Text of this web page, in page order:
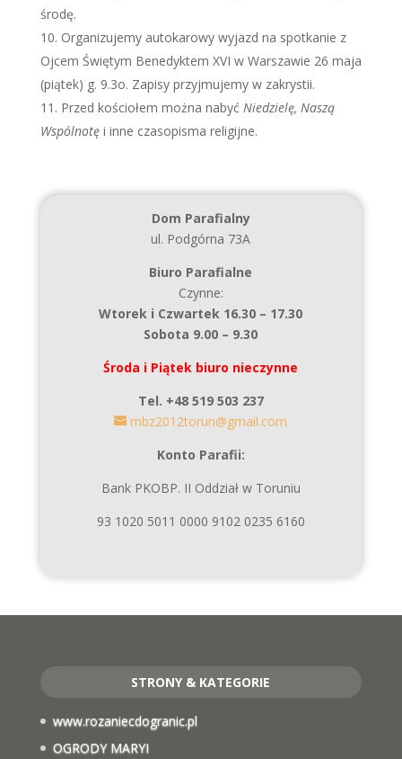
środę.
Organizujemy autokarowy wyjazd na spotkanie z
Ojcem Świętym Benedyktem XVI w Warszawie 26 maja
(piątek) g. 9.3o. Zapisy przyjmujemy w zakrystii.
Przed kościołem można nabyć Niedzielę, Naszą
Wspólnotęi inne czasopisma religijne.
Dom Parafialny
ul. Podgórna 73A
Biuro Parafialne
Czynne:
Wtorek i Czwartek 16.30 – 17.30
Sobota 9.00 – 9.30
Środa i Piątek biuro nieczynne
Tel. +48 519 503 237
mbz2012torun@gmail.com
Konto Parafii:
Bank PKOBP. II Oddział w Toruniu
93 1020 5011 0000 9102 0235 6160
STRONY & KATEGORIE
www.rozaniecdogranic.pl
OGRODY MARYI